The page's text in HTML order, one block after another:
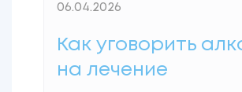
06.04.2026
Как уговорить
на лечение